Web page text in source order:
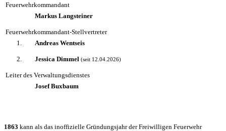
Feuerwehrkommandant
Markus Langsteiner
Feuerwehrkommandant-Stellvertreter
1.
Andreas Wentseis
2. Jessica Dimmel (seit 12.04.2026)
Leiter des Verwaltungsdienstes
Josef Buxbaum
1863 kann als das inoffizielle Gründungsjahr der Freiwilligen Feuerwehr